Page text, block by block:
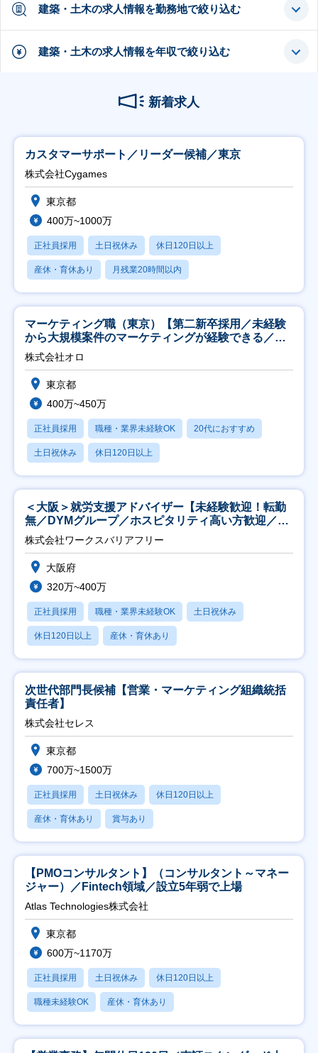
建築・土木の求人情報を勤務地で絞り込む
建築・土木の求人情報を年収で絞り込む
新着求人
カスタマーサポート／リーダー候補／東京
株式会社Cygames
東京都
400万~1000万
正社員採用 土日祝休み 休日120日以上
産休・育休あり 月残業20時間以内
マーケティング職（東京）【第二新卒採用／未経験
から大規模案件のマーケティングが経験できる／研
修充実】
株式会社オロ
東京都
400万~450万
正社員採用 職種・業界未経験OK 20代におすすめ
土日祝休み 休日120日以上
＜大阪＞就労支援アドバイザー【未経験歓迎！転勤
無／DYMグループ／ホスピタリティ高い方歓迎／土
日祝】
株式会社ワークスバリアフリー
大阪府
320万~400万
正社員採用 職種・業界未経験OK 土日祝休み
休日120日以上 産休・育休あり
次世代部門長候補【営業・マーケティング組織統括
責任者】
株式会社セレス
東京都
700万~1500万
正社員採用 土日祝休み 休日120日以上
産休・育休あり 賞与あり
【PMOコンサルタント】（コンサルタント～マネー
ジャー）／Fintech領域／設立5年弱で上場
Atlas Technologies株式会社
東京都
600万~1170万
正社員採用 土日祝休み 休日120日以上
職種未経験OK 産休・育休あり